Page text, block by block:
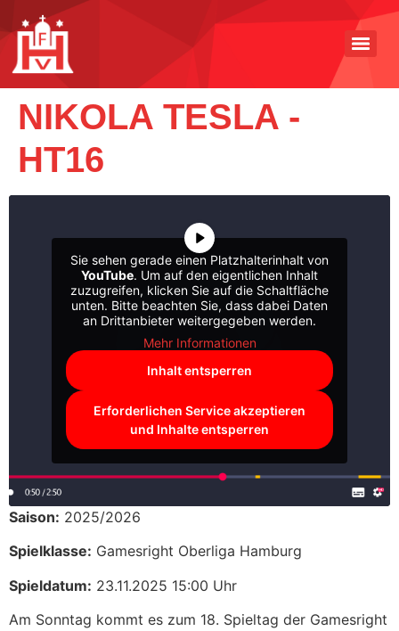
NIKOLA TESLA -
HT16
Sie sehen gerade einen Platzhalterinhalt von
YouTube. Um auf den eigentlichen Inhalt
zuzugreifen, klicken Sie auf die Schaltfläche
unten. Bitte beachten Sie, dass dabei Daten
an Drittanbieter weitergegeben werden.
Mehr Informationen
Inhalt entsperren
Erforderlichen Service akzeptieren
und Inhalte entsperren
Saison: 2025/2026
Spielklasse: Gamesright Oberliga Hamburg
Spieldatum: 23.11.2025 15:00 Uhr
Am Sonntag kommt es zum 18. Spieltag der Gamesright